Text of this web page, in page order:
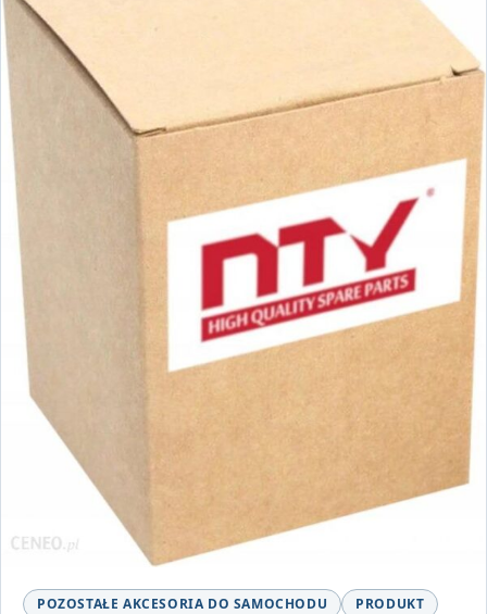
POZOSTAŁE AKCESORIA DO SAMOCHODU PRODUKT